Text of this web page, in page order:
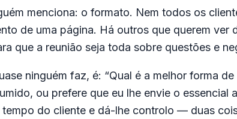
menciona: o formato. Nem todos os
de uma página. Há outros que querem ver
que a reunião seja toda sobre questões e
ninguém faz, é: “Qual é a melhor forma
ou prefere que eu lhe envie o essencial
do cliente e dá-lhe controlo — duas